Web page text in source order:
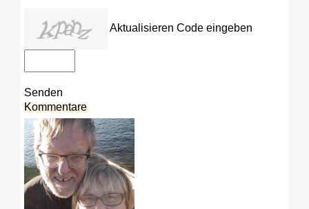
Aktualisieren Code eingeben
Senden
Kommentare